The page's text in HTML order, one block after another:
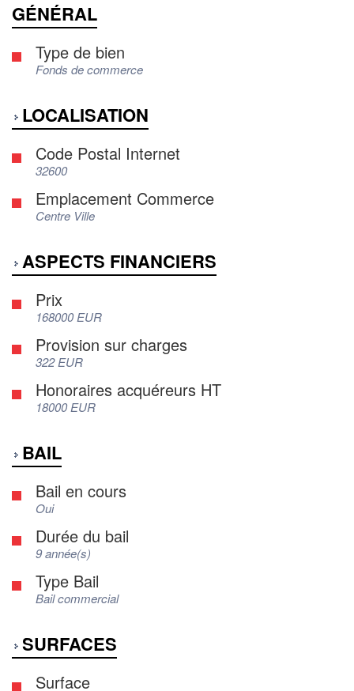
GÉNÉRAL
Type de bien
Fonds de commerce
LOCALISATION
Code Postal Internet
32600
Emplacement Commerce
Centre Ville
ASPECTS FINANCIERS
Prix
168000 EUR
Provision sur charges
322 EUR
Honoraires acquéreurs HT
18000 EUR
BAIL
Bail en cours
Oui
Durée du bail
9 année(s)
Type Bail
Bail commercial
SURFACES
Surface